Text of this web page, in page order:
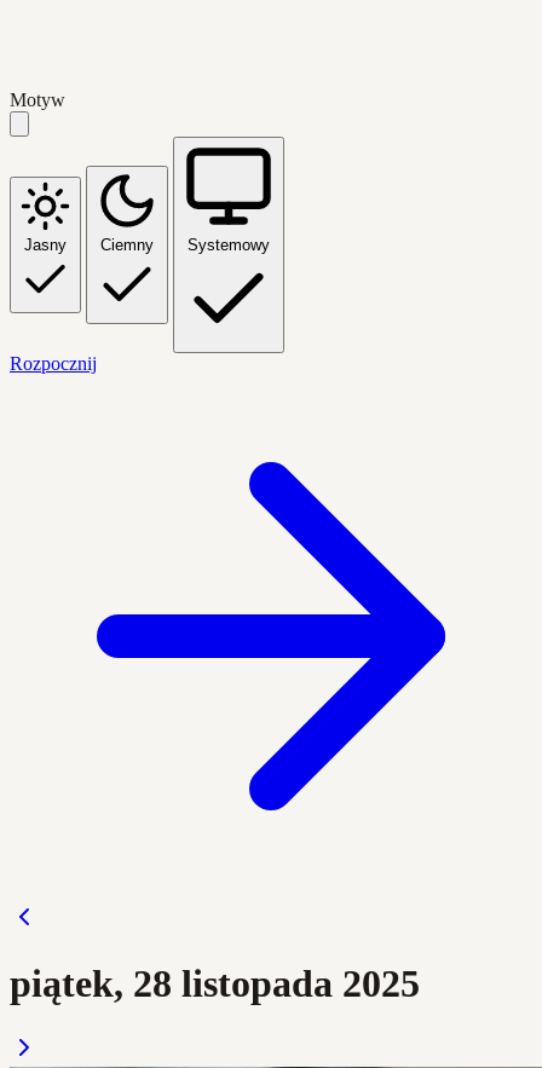
Motyw
Jasny Ciemny Systemowy
Rozpocznij
piątek, 28 listopada 2025